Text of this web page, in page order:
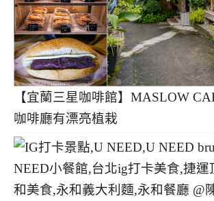
【宜蘭三星咖啡館】MASLOW
咖啡廳有漂亮植栽